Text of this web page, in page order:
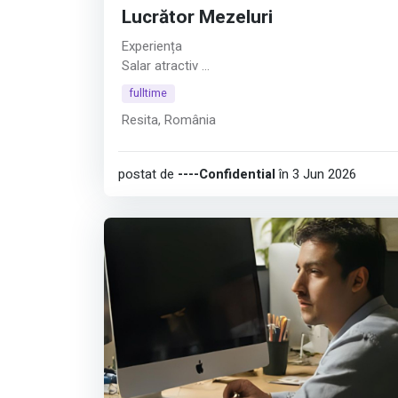
Lucrător Mezeluri
Experiența
Salar atractiv
Afișează tot
fulltime
Resita, România
postat de ----Confidentialîn 3 Jun 2026